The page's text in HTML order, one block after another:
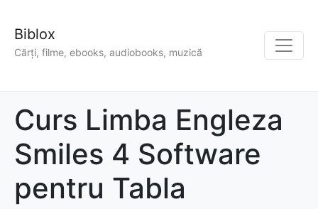
Biblox
Cărți, filme, ebooks, audiobooks, muzică
Curs Limba Engleza
Smiles 4 Software
pentru Tabla